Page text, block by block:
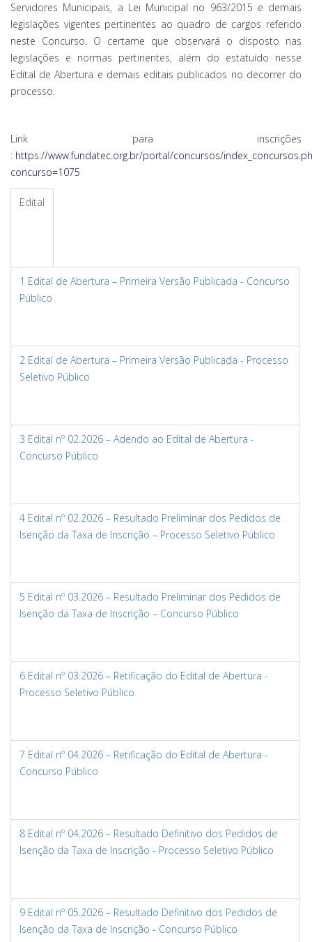
Servidores Municipais, a Lei Municipal no 963/2015 e demais
legislações vigentes pertinentes ao quadro de cargos referido
neste Concurso. O certame que observará o disposto nas
legislações e normas pertinentes, além do estatuído nesse
Edital de Abertura e demais editais publicados no decorrer do
processo.
Link para inscrições
: https://www.fundatec.org.br/portal/concursos/
concurso=1075
Edital
1 Edital de Abertura – Primeira Versão Publicada - Concurso
Público
2 Edital de Abertura – Primeira Versão Publicada - Processo
Seletivo Público
3 Edital nº 02.2026 – Adendo ao Edital de Abertura -
Concurso Público
4 Edital nº 02.2026 – Resultado Preliminar dos Pedidos de
Isenção da Taxa de Inscrição – Processo Seletivo Público
5 Edital nº 03.2026 – Resultado Preliminar dos Pedidos de
Isenção da Taxa de Inscrição – Concurso Público
6 Edital nº 03.2026 – Retificação do Edital de Abertura -
Processo Seletivo Público
7 Edital nº 04.2026 – Retificação do Edital de Abertura -
Concurso Público
8 Edital nº 04.2026 – Resultado Definitivo dos Pedidos de
Isenção da Taxa de Inscrição - Processo Seletivo Público
9 Edital nº 05.2026 – Resultado Definitivo dos Pedidos de
Isenção da Taxa de Inscrição - Concurso Público